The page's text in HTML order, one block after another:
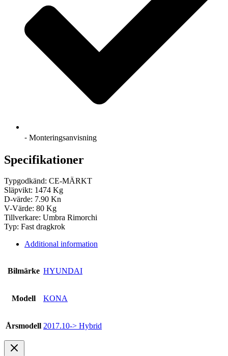
⁃ Monteringsanvisning
Specifikationer
Typgodkänd: CE-MÄRKT
Släpvikt: 1474 Kg
D-värde: 7.90 Kn
V-Värde: 80 Kg
Tillverkare: Umbra Rimorchi
Typ: Fast dragkrok
Additional information
Bilmärke HYUNDAI
Modell KONA
Årsmodell 2017.10-> Hybrid